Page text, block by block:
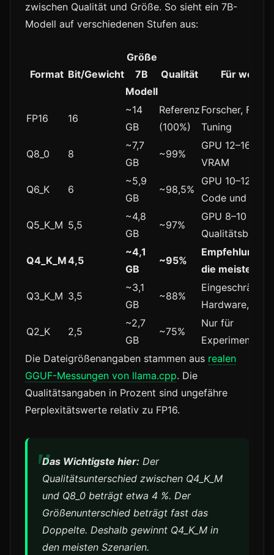
zwischen Qualität und Größe. So sieht ein 7B-
Modell auf verschiedenen Stufen aus:
Format Bit/Gewicht
Größe
7B
Modell
Qualität Für wen
FP16 16
~14
GB
Referenz
(100%)
Forscher, Fine-
Tuning
Q8_0 8
~7,7
GB
~99%
GPU 12–16 GB
VRAM
Q6_K 6
~5,9
GB
~98,5%
GPU 10–12 GB,
Code und
Q5_K_M 5,5
~4,8
GB
~97%
GPU 8–10 GB,
Q4_K_M4,5
~4,1
GB
~95%
Empfehlung
die meisten
Q3_K_M 3,5
~3,1
GB
~88%
Eingeschränkte
Hardware,
Q2_K 2,5
~2,7
GB
~75%
Nur für
Experimente
Die Dateigrößenangaben stammen aus realen
GGUF-Messungen von llama.cpp. Die
Qualitätsangaben in Prozent sind ungefähre
Perplexitätswerte relativ zu FP16.
Das Wichtigste hier: Der
Qualitätsunterschied zwischen Q4_K_M
und Q8_0 beträgt etwa 4 %. Der
Größenunterschied beträgt fast das
Doppelte. Deshalb gewinnt Q4_K_M in
den meisten Szenarien.